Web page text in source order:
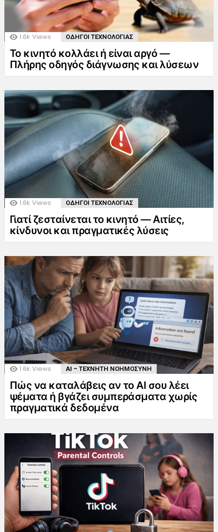
1.6k Views ΟΔΗΓΟΙ ΤΕΧΝΟΛΟΓΙΑΣ
Το κινητό κολλάει ή είναι αργό —
Πλήρης οδηγός διάγνωσης και λύσεων
1.6k Views ΟΔΗΓΟΙ ΤΕΧΝΟΛΟΓΙΑΣ
Γιατί ζεσταίνεται το κινητό — Αιτίες,
κίνδυνοι και πραγματικές λύσεις
1.6k Views AI - ΤΕΧΝΗΤΗ ΝΟΗΜΟΣΥΝΗ
Πώς να καταλάβεις αν το AI σου λέει
ψέματα ή βγάζει συμπεράσματα χωρίς
πραγματικά δεδομένα